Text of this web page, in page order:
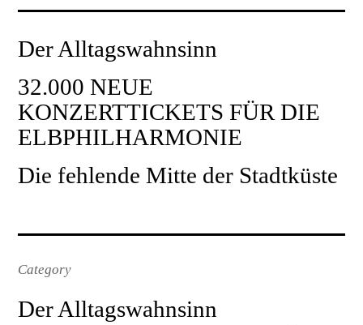
Der Alltagswahnsinn
32.000 NEUE
KONZERTTICKETS FÜR DIE
ELBPHILHARMONIE
Die fehlende Mitte der Stadtküste
Category
Der Alltagswahnsinn